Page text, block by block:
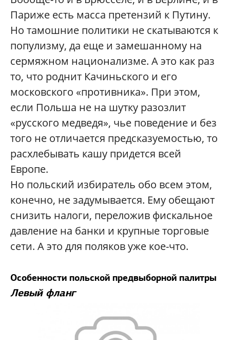
Париже есть масса претензий к Путину.
Но тамошние политики не скатываются к
популизму, да еще и замешанному на
сермяжном национализме. А это как раз
то, что роднит Качиньского и его
московского «противника». При этом,
если Польша не на шутку разозлит
«русского медведя», чье поведение и без
того не отличается предсказуемостью, то
расхлебывать кашу придется всей
Европе.
Но польский избиратель обо всем этом,
конечно, не задумывается. Ему обещают
снизить налоги, переложив фискальное
давление на банки и крупные торговые
сети. А это для поляков уже кое-что.
Особенности польской предвыборной палитры
Левый фланг